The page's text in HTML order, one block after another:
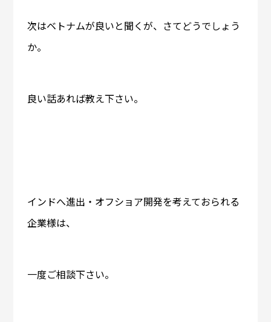
次はベトナムが良いと聞くが、さてどうでしょう
か。
良い話あれば教え下さい。
インドへ進出・オフショア開発を考えておられる
企業様は、
一度ご相談下さい。